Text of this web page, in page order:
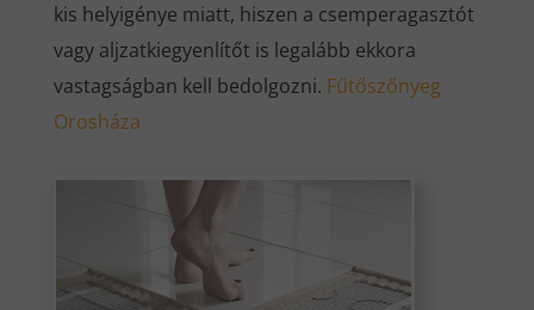
kis helyigénye miatt, hiszen a csemperagasztót
vagy aljzatkiegyenlítőt is legalább ekkora
vastagságban kell bedolgozni. Fűtőszőnyeg
Orosháza